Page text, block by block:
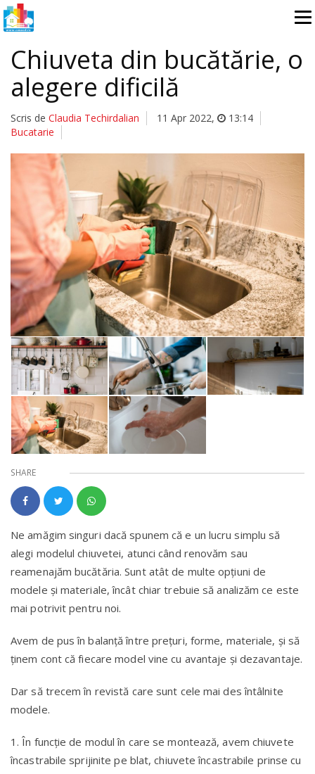
Chiuveta din bucătărie, o
alegere dificilă
Scris de Claudia Techirdalian 11 Apr 2022,
13:14
Bucatarie
SHARE
Ne amăgim singuri dacă spunem că e un lucru simplu să
alegi modelul chiuvetei, atunci când renovăm sau
reamenajăm bucătăria. Sunt atât de multe opțiuni de
modele și materiale, încât chiar trebuie să analizăm ce este
mai potrivit pentru noi.
Avem de pus în balanță între prețuri, forme, materiale, și să
ținem cont că fiecare model vine cu avantaje și dezavantaje.
Dar să trecem în revistă care sunt cele mai des întâlnite
modele.
1. În funcție de modul în care se montează, avem chiuvete
încastrabile sprijinite pe blat, chiuvete încastrabile prinse cu